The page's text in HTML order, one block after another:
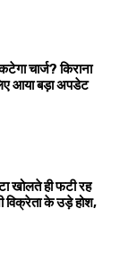
चार्ज? किराना
आया बड़ा अपडेट
खोलते ही फटी रह
विक्रेता के उड़े होश,